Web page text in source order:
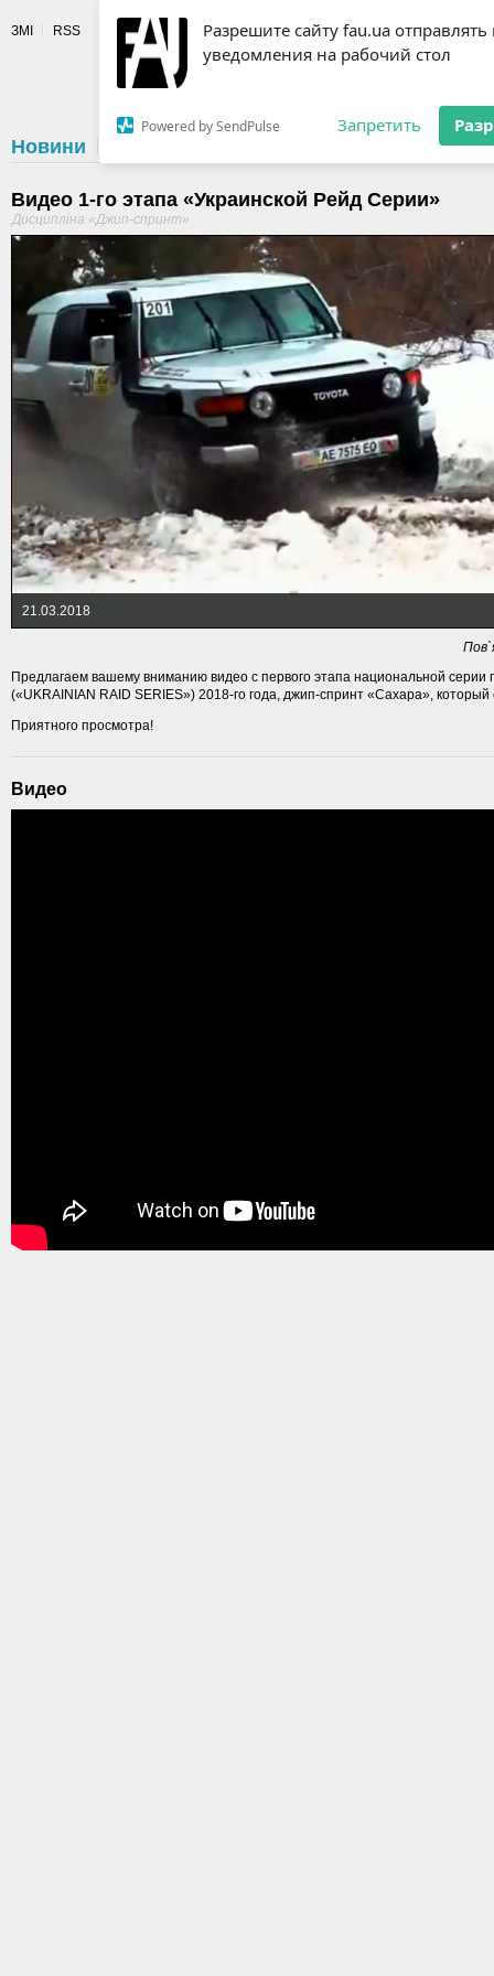
Разрешите сайту fau.ua отправлять
уведомления на рабочий стол
Powered by SendPulse Запретить
ЗМІ RSS
Новини Календар
Видео 1-го этапа «Украинской Рейд Серии»
Дисципліна «Джип-спринт»
21.03.2018
Предлагаем вашему вниманию видео с первого этапа национальной
(«UKRAINIAN RAID SERIES») 2018-го года, джип-спринт «Сахара», который
Приятного просмотра!
Видео